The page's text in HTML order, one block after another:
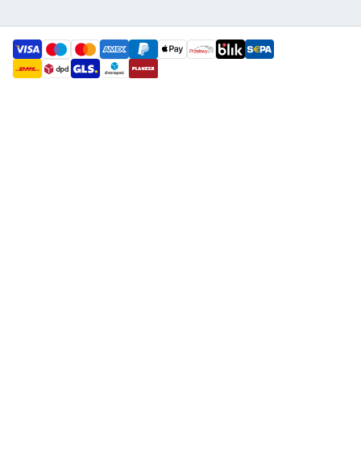
payment methods
shipment methods